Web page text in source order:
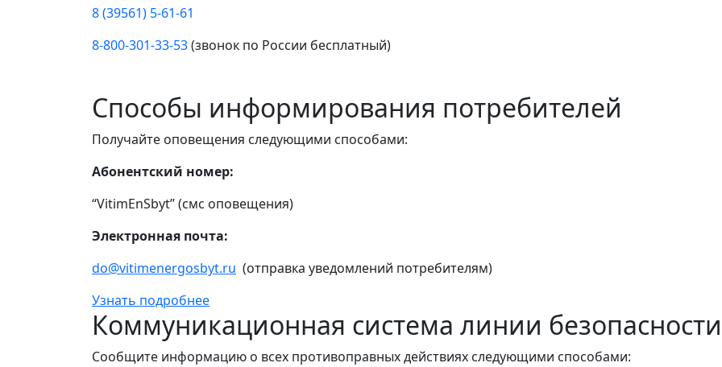
8 (39561) 5-61-61
8-800-301-33-53(звонок по России бесплатный)
Способы информирования потребителей
Получайте оповещения следующими способами:
Абонентский номер:
“VitimEnSbyt” (смс оповещения)
Электронная почта:
do@vitimenergosbyt.ru (отправка уведомлений потребителям)
Узнать подробнее
Коммуникационная система линии безопасности
Сообщите информацию о всех противоправных действиях следующими способами: